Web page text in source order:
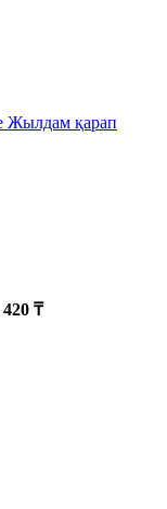
Жылдам қарап
420 ₸